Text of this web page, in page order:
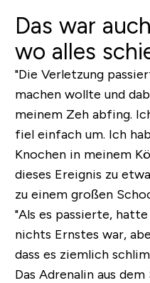
Das war
wo alles
"Die Verletzung
machen wollte und
meinem Zeh abfing.
fiel einfach um. Ich
Knochen in meinem
dieses Ereignis zu
zu einem großen
"Als es passierte,
nichts Ernstes war,
dass es ziemlich
Das Adrenalin aus